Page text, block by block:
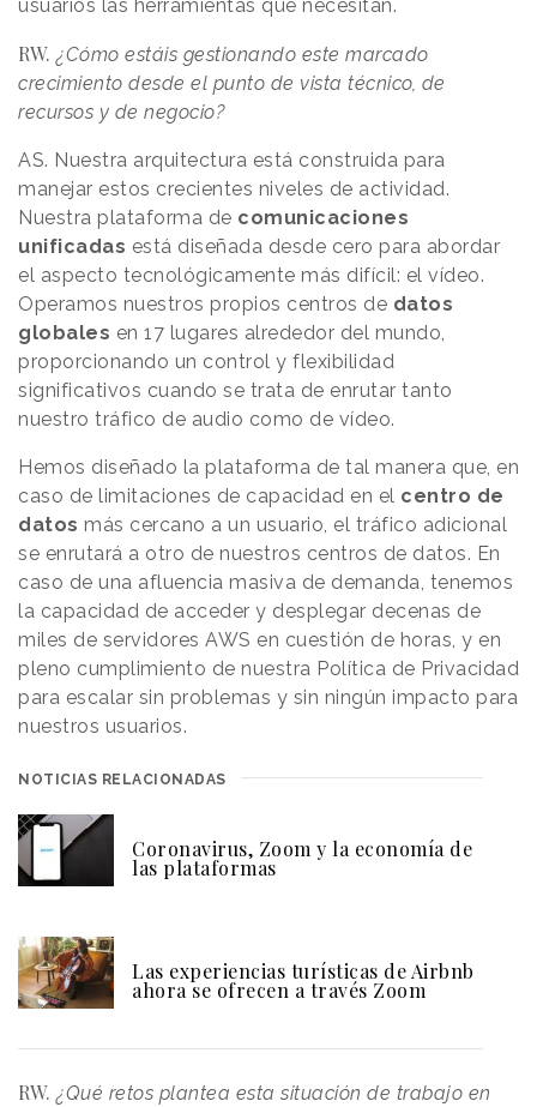
usuarios las herramientas que necesitan.
RW. ¿Cómo estáis gestionando este marcado
crecimiento desde el punto de vista técnico, de
recursos y de negocio?
AS. Nuestra arquitectura está construida para
manejar estos crecientes niveles de actividad.
Nuestra plataforma de comunicaciones
unificadas está diseñada desde cero para abordar
el aspecto tecnológicamente más difícil: el vídeo.
Operamos nuestros propios centros de datos
globales en 17 lugares alrededor del mundo,
proporcionando un control y flexibilidad
significativos cuando se trata de enrutar tanto
nuestro tráfico de audio como de vídeo.
Hemos diseñado la plataforma de tal manera que, en
caso de limitaciones de capacidad en el centro de
datos más cercano a un usuario, el tráfico adicional
se enrutará a otro de nuestros centros de datos. En
caso de una afluencia masiva de demanda, tenemos
la capacidad de acceder y desplegar decenas de
miles de servidores AWS en cuestión de horas, y en
pleno cumplimiento de nuestra Política de Privacidad
para escalar sin problemas y sin ningún impacto para
nuestros usuarios.
NOTICIAS RELACIONADAS
Coronavirus, Zoom y la economía de
las plataformas
Las experiencias turísticas de Airbnb
ahora se ofrecen a través Zoom
RW. ¿Qué retos plantea esta situación de trabajo en